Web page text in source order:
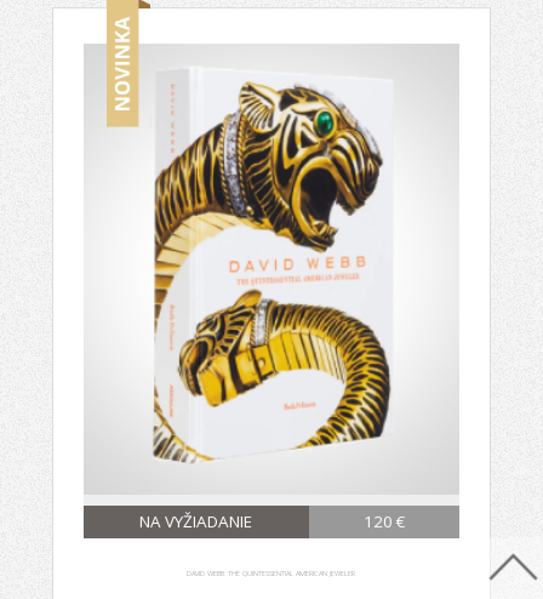
NA VYŽIADANIE 120 €
DAVID WEBB: THE QUINTESSENTIAL AMERICAN JEWELER